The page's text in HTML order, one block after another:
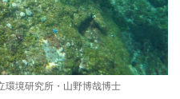
環境研究所・山野博哉博士